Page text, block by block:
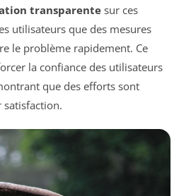
transparentesur ces
utilisateurs que des mesures
le problème rapidement. Ce
la confiance des utilisateurs
que des efforts sont
satisfaction.